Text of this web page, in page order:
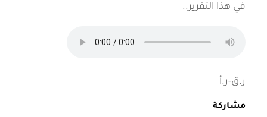
في هذا التقرير..
ر.ق-ر.أ
مشاركة